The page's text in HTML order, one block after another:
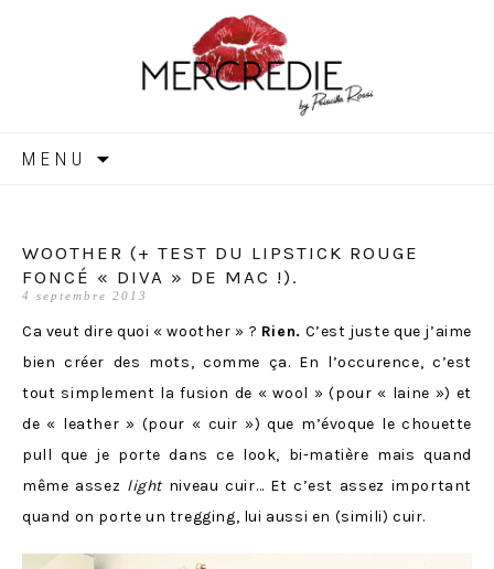
MERCREDIE
MENU
WOOTHER (+ TEST DU LIPSTICK ROUGE
FONCÉ « DIVA » DE MAC !).
4 septembre 2013
Ca veut dire quoi « woother » ? Rien. C’est juste que j’aime
bien créer des mots, comme ça. En l’occurence, c’est
tout simplement la fusion de « wool » (pour « laine ») et
de « leather » (pour « cuir ») que m’évoque le chouette
pull que je porte dans ce look, bi-matière mais quand
même assez lightniveau cuir… Et c’est assez important
quand on porte un tregging, lui aussi en (simili) cuir.